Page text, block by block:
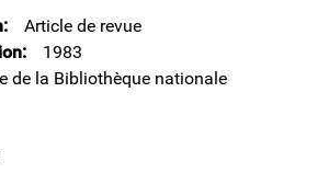
de
la
Bibliothèque
Article de revue
1983
de la Bibliothèque nationale